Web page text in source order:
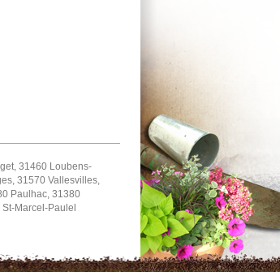
31460 Loubens-
31570 Vallesvilles,
Paulhac, 31380
Marcel-Paulel